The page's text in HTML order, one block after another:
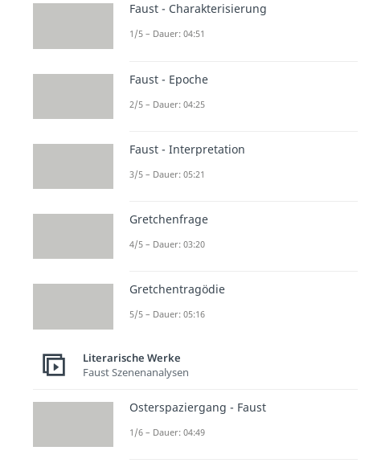
Faust - Charakterisierung
1/5 – Dauer: 04:51
Faust - Epoche
2/5 – Dauer: 04:25
Faust - Interpretation
3/5 – Dauer: 05:21
Gretchenfrage
4/5 – Dauer: 03:20
Gretchentragödie
5/5 – Dauer: 05:16
Literarische Werke
Faust Szenenanalysen
Osterspaziergang - Faust
1/6 – Dauer: 04:49